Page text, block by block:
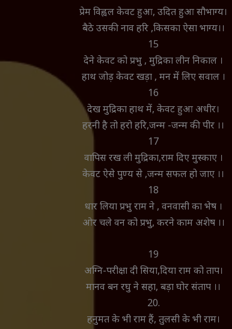
प्रेम विह्वल केवट हुआ, उदित हुआ सौभाग्य।
बैठे उसकी नाव हरि ,किसका ऐसा भाग्य।।
15
देने केवट को प्रभु , मुद्रिका लीन निकाल ।
हाथ जोड़ केवट खड़ा , मन में लिए सवाल ।
16
देख मुद्रिका हाथ में, केवट हुआ अधीर।
हरनी है तो हरो हरि,जन्म -जन्म की पीर ।।
17
वापिस रख ली मुद्रिका,राम दिए मुस्काए ।
केवट ऐसे पुण्य से ,जन्म सफल हो जाए ।।
18
धार लिया प्रभु राम ने , वनवासी का भेष ।
ओर चले वन को प्रभु, करने काम अशेष ।।
19
अग्नि-परीक्षा दी सिया,दिया राम को ताप।
मानव बन रघु ने सहा, बड़ा घोर संताप ।।
20.
हनुमत के भी राम हैं, तुलसी के भी राम।